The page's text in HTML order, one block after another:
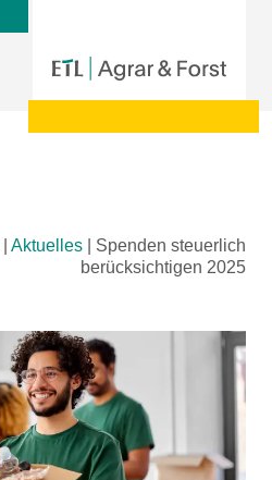
Aktuelles
Spenden steuerlich
berücksichtigen 2025